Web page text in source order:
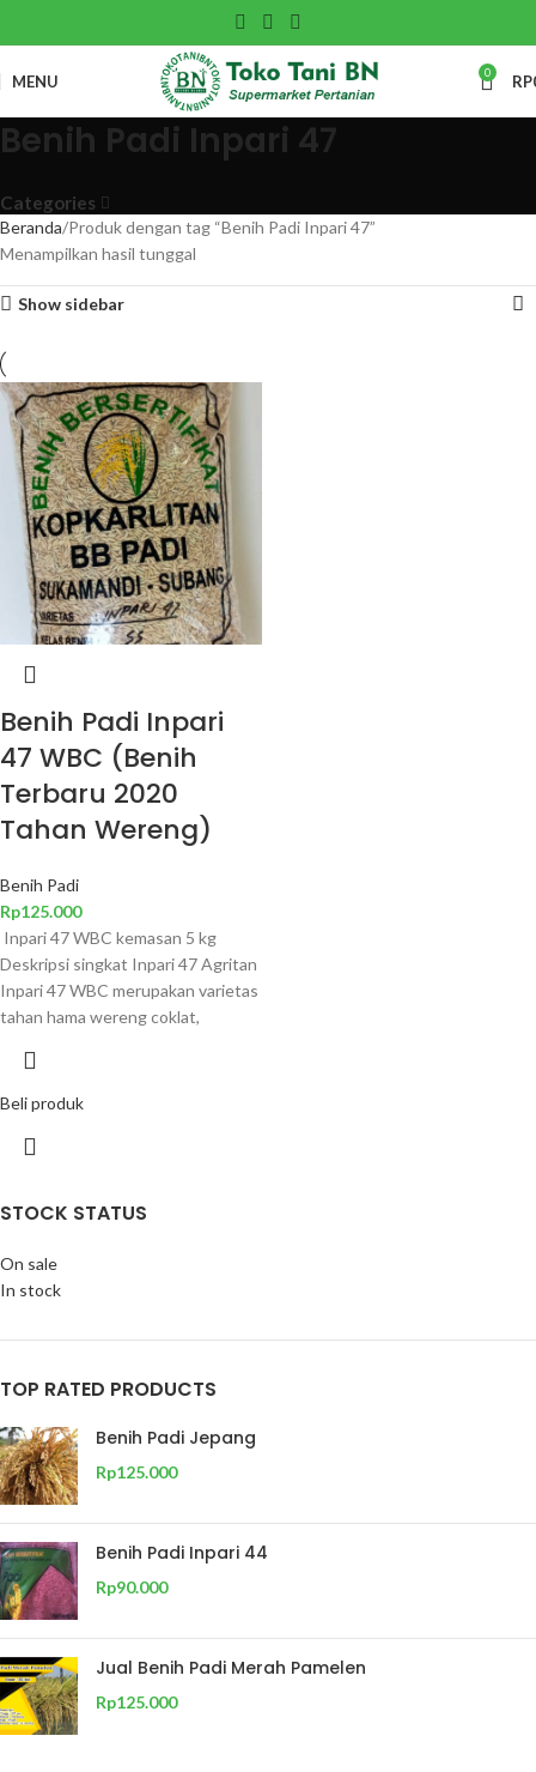
MENU 0 RP
Benih Padi Inpari 47
Categories
STOCK STATUS
On sale
In stock
TOP RATED PRODUCTS
Benih Padi Jepang
Rp125.000
Benih Padi Inpari 44
Rp90.000
Jual Benih Padi Merah Pamelen
Rp125.000
Beranda Produk dengan tag “Benih Padi Inpari 47”
Menampilkan hasil tunggal
Show sidebar
Benih Padi Inpari
47 WBC (Benih
Terbaru 2020
Tahan Wereng)
Benih Padi
Rp125.000
Inpari 47 WBC kemasan 5 kg
Deskripsi singkat Inpari 47 Agritan
Inpari 47 WBC merupakan varietas
tahan hama wereng coklat,
Beli produk